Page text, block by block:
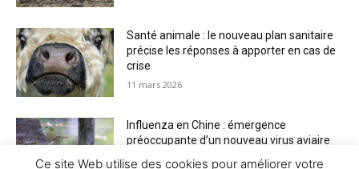
Santé animale : le nouveau plan sanitaire
précise les réponses à apporter en cas de
crise
11 mars 2026
Influenza en Chine : émergence
préoccupante d’un nouveau virus aviaire
Ce site Web utilise des cookies pour améliorer votre